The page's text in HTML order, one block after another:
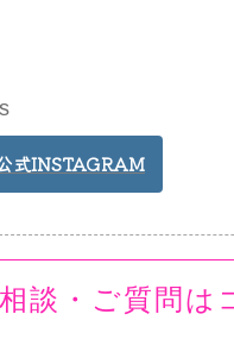
談・ご質問は